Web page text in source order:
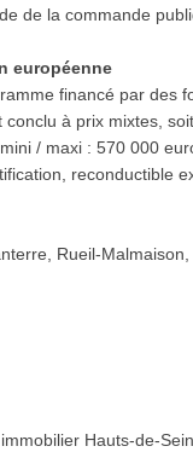
de la commande
européenne
financé par des
conclu à prix mixtes,
/ maxi : 570 000
reconductible
Rueil-
Hauts-de-